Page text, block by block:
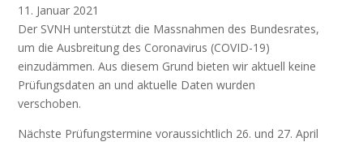
11. Januar 2021
Der SVNH unterstützt die Massnahmen des Bundesrates,
um die Ausbreitung des Coronavirus (COVID-19)
einzudämmen. Aus diesem Grund bieten wir aktuell keine
Prüfungsdaten an und aktuelle Daten wurden
verschoben.
Nächste Prüfungstermine voraussichtlich 26. und 27. April